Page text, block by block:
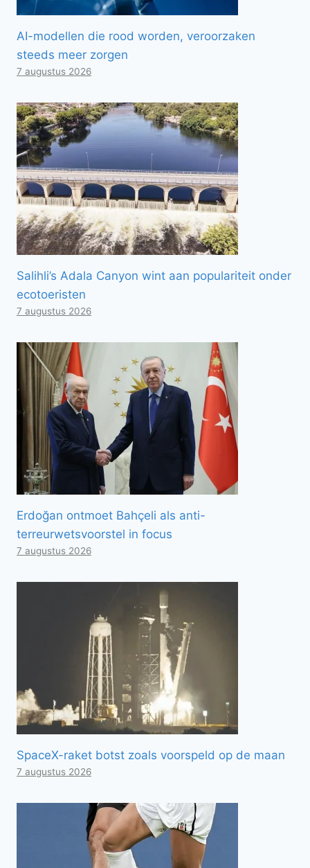
AI-modellen die rood worden, veroorzaken
steeds meer zorgen
7 augustus 2026
Salihli’s Adala Canyon wint aan populariteit onder
ecotoeristen
7 augustus 2026
Erdoğan ontmoet Bahçeli als anti-
terreurwetsvoorstel in focus
7 augustus 2026
SpaceX-raket botst zoals voorspeld op de maan
7 augustus 2026